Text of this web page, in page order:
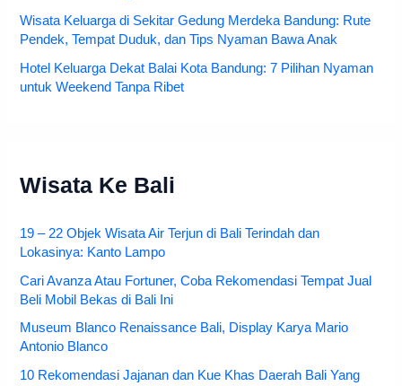
Wisata Keluarga di Sekitar Gedung Merdeka Bandung: Rute
Pendek, Tempat Duduk, dan Tips Nyaman Bawa Anak
Hotel Keluarga Dekat Balai Kota Bandung: 7 Pilihan Nyaman
untuk Weekend Tanpa Ribet
Wisata Ke Bali
19 – 22 Objek Wisata Air Terjun di Bali Terindah dan
Lokasinya: Kanto Lampo
Cari Avanza Atau Fortuner, Coba Rekomendasi Tempat Jual
Beli Mobil Bekas di Bali Ini
Museum Blanco Renaissance Bali, Display Karya Mario
Antonio Blanco
10 Rekomendasi Jajanan dan Kue Khas Daerah Bali Yang